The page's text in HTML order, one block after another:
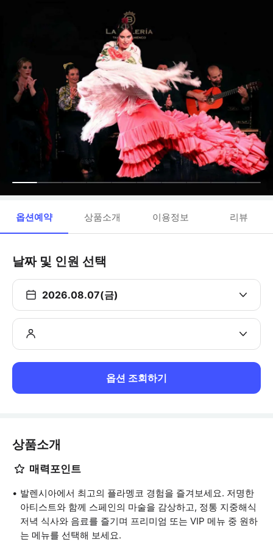
옵션예약 상품소개 이용정보 리뷰
날짜 및 인원 선택
2026.08.07(금)
옵션 조회하기
상품소개
매력포인트
발렌시아에서 최고의 플라멩코 경험을 즐겨보세요. 저명한
아티스트와 함께 스페인의 마술을 감상하고, 정통 지중해식
저녁 식사와 음료를 즐기며 프리미엄 또는 VIP 메뉴 중 원하
는 메뉴를 선택해 보세요.